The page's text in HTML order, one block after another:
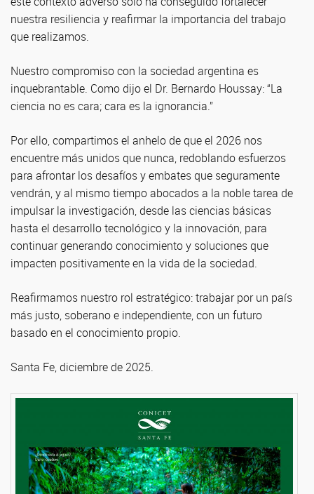
nuestra resiliencia y reafirmar la importancia del trabajo
que realizamos.
Nuestro compromiso con la sociedad argentina es
inquebrantable. Como dijo el Dr. Bernardo Houssay: “La
ciencia no es cara; cara es la ignorancia.”
Por ello, compartimos el anhelo de que el 2026 nos
encuentre más unidos que nunca, redoblando esfuerzos
para afrontar los desafíos y embates que seguramente
vendrán, y al mismo tiempo abocados a la noble tarea de
impulsar la investigación, desde las ciencias básicas
hasta el desarrollo tecnológico y la innovación, para
continuar generando conocimiento y soluciones que
impacten positivamente en la vida de la sociedad.
Reafirmamos nuestro rol estratégico: trabajar por un país
más justo, soberano e independiente, con un futuro
basado en el conocimiento propio.
Santa Fe, diciembre de 2025.